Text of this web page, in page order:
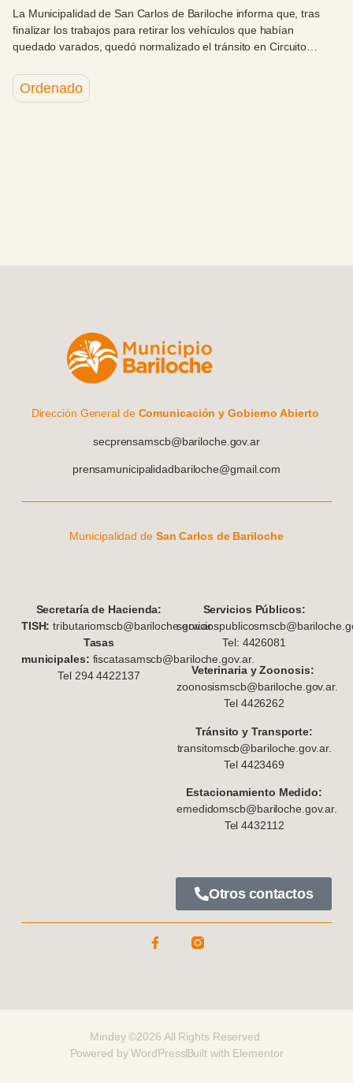
La Municipalidad de San Carlos de Bariloche informa que, tras
finalizar los trabajos para retirar los vehículos que habían
quedado varados, quedó normalizado el tránsito en Circuito
Ordenado
Dirección General de Comunicación y Gobierno Abierto
secprensamscb@bariloche.gov.ar
prensamunicipalidadbariloche@gmail.com
Municipalidad deSan Carlos de Bariloche
Secretaría de Hacienda:
TISH: tributariomscb@bariloche.gov.ar
Tasas
municipales: fiscatasamscb@bariloche.gov.ar.
Tel 294 4422137
Servicios Públicos:
Tel: 4426081
Veterinaria y Zoonosis:
zoonosismscb@bariloche.gov.ar.
Tel 4426262
Tránsito y Transporte:
transitomscb@bariloche.gov.ar.
Tel 4423469
Estacionamiento Medido:
emedidomscb@bariloche.gov.ar.
Tel 4432112
Otros contactos
Mindey ©2026 All Rights Reserved.
Powered by WordPressBuilt with Elementor